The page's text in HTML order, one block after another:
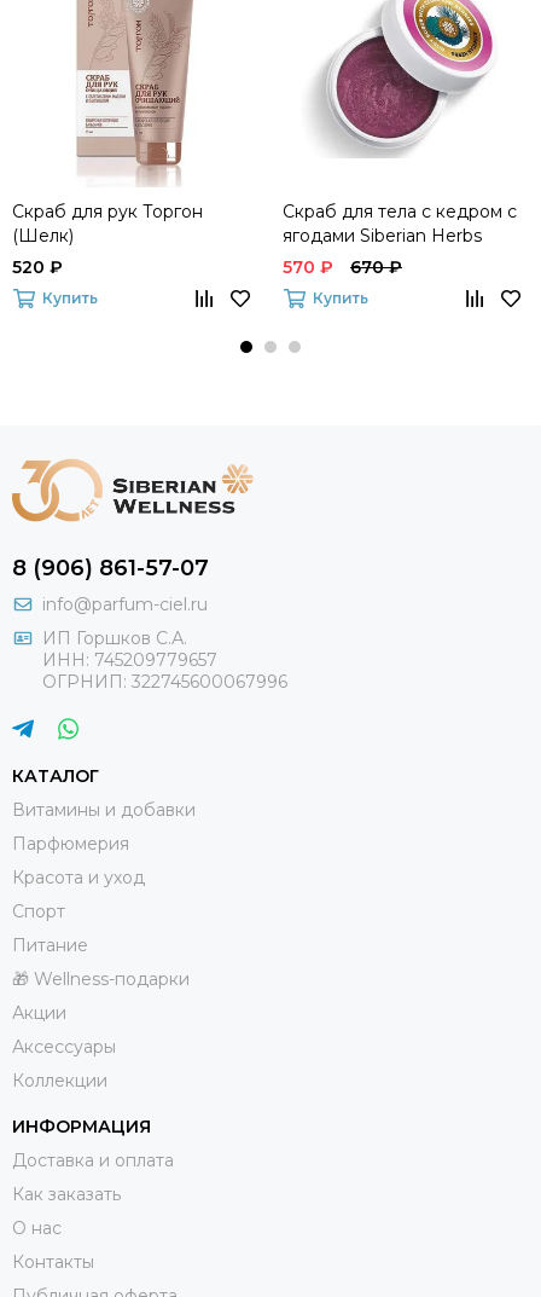
Скраб для рук Торгон
(Шелк)
520 ₽
Купить
Скраб для тела с кедром с
ягодами Siberian Herbs
570 ₽
670 ₽
Купить
8 (906) 861-57-07
info@parfum-ciel.ru
ИП Горшков С.А.
ИНН: 745209779657
ОГРНИП: 322745600067996
КАТАЛОГ
Витамины и добавки
Парфюмерия
Красота и уход
Спорт
Питание
🎁 Wellness-подарки
Акции
Аксессуары
Коллекции
ИНФОРМАЦИЯ
Доставка и оплата
Как заказать
О нас
Контакты